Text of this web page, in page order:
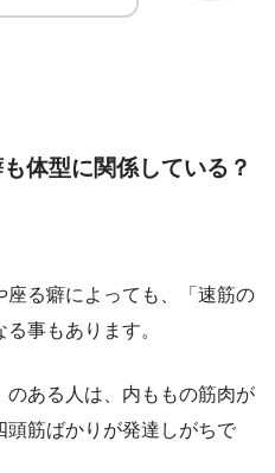
体型に関係している？
る癖によっても、「速筋の
事もあります。
ある人は、内ももの筋肉が
頭筋ばかりが発達しがちで